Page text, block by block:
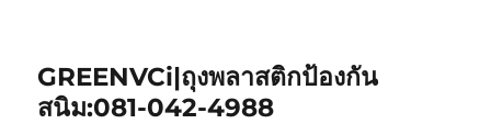
GREENVCi|ถุงพลาสติกป้องกัน
สนิม:081-042-4988